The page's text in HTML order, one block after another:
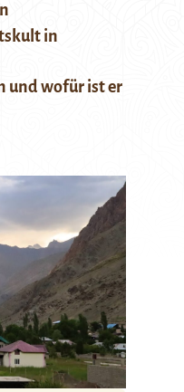
in
und wofür ist er